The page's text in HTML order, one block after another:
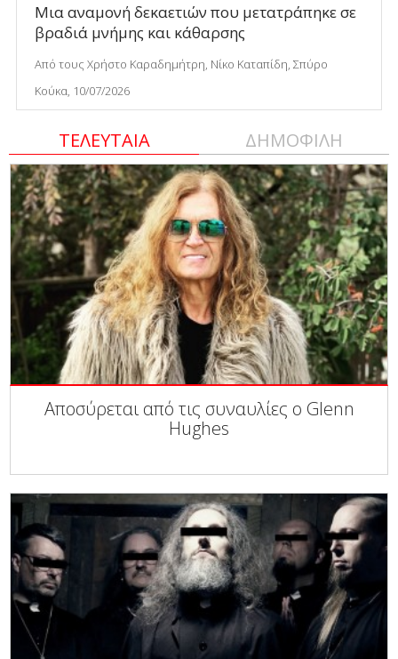
Μια αναμονή δεκαετιών που μετατράπηκε σε
βραδιά μνήμης και κάθαρσης
Από τους Χρήστο Καραδημήτρη, Νίκο Καταπίδη, Σπύρο
Κούκα, 10/07/2026
ΤΕΛΕΥΤΑΙΑ ΔΗΜΟΦΙΛΗ
Αποσύρεται από τις συναυλίες ο Glenn
Hughes